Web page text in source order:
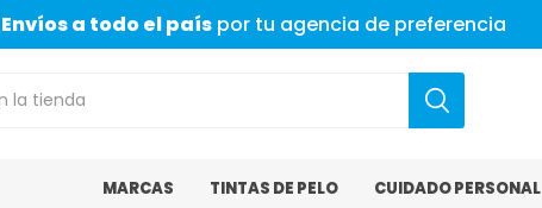
Envíos a todo el país por tu agencia de preferencia
MARCAS TINTAS DE PELO CUIDADO PERSONAL